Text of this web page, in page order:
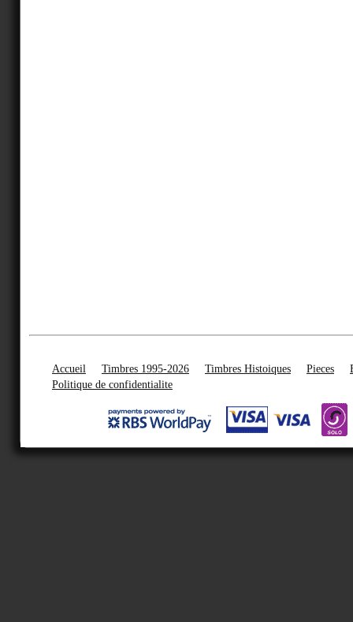
Accueil Timbres 1995-2026 Timbres Histoiques Pieces
Politique de confidentialite